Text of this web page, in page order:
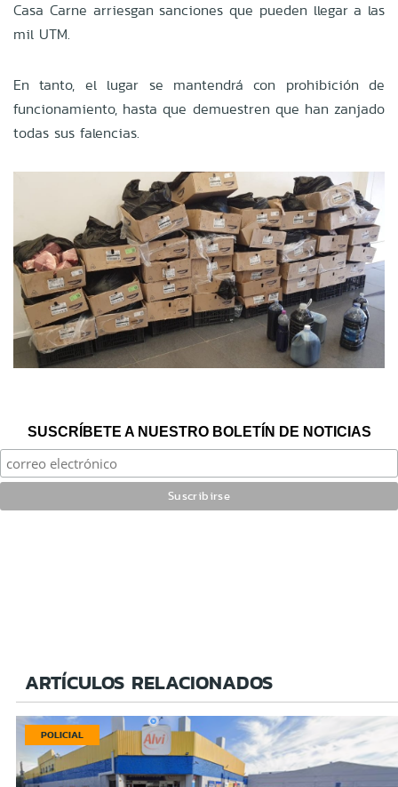
Casa Carne arriesgan sanciones que pueden llegar a las
mil UTM.
En tanto, el lugar se mantendrá con prohibición de
funcionamiento, hasta que demuestren que han zanjado
todas sus falencias.
SUSCRÍBETE A NUESTRO BOLETÍN DE NOTICIAS
ARTÍCULOS RELACIONADOS
POLICIAL